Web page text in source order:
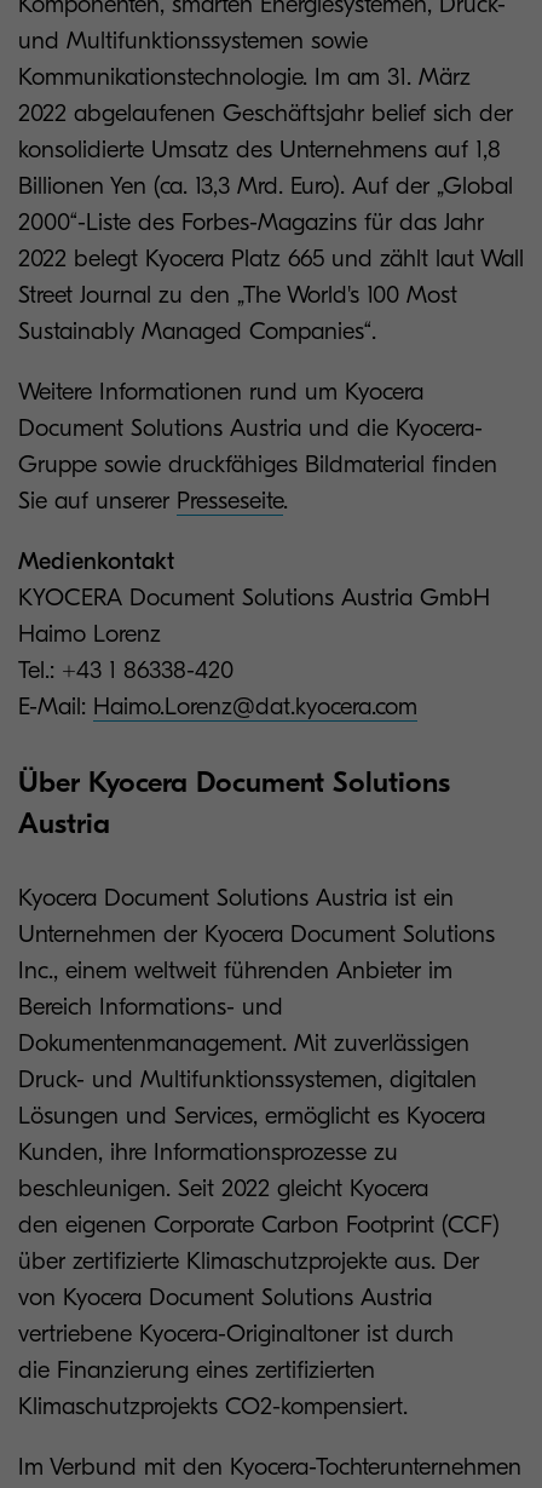
und Multifunktionssystemen sowie
Kommunikationstechnologie. Im am 31. März
2022 abgelaufenen Geschäftsjahr belief sich der
konsolidierte Umsatz des Unternehmens auf 1,8
Billionen Yen (ca. 13,3 Mrd. Euro). Auf der „Global
2000“-Liste des Forbes-Magazins für das Jahr
2022 belegt Kyocera Platz 665 und zählt laut Wall
Street Journal zu den „The World's 100 Most
Sustainably Managed Companies“.
Weitere Informationen rund um Kyocera
Document Solutions Austria und die Kyocera-
Gruppe sowie druckfähiges Bildmaterial finden
Sie auf unserer Presseseite.
Medienkontakt
KYOCERA Document Solutions Austria GmbH
Haimo Lorenz
Tel.: +43 1 86338-420
E-Mail: Haimo.Lorenz@dat.kyocera.com
Über Kyocera Document Solutions
Austria
Kyocera Document Solutions Austria ist ein
Unternehmen der Kyocera Document Solutions
Inc., einem weltweit führenden Anbieter im
Bereich Informations- und
Dokumentenmanagement. Mit zuverlässigen
Druck- und Multifunktionssystemen, digitalen
Lösungen und Services, ermöglicht es Kyocera
Kunden, ihre Informationsprozesse zu
beschleunigen. Seit 2022 gleicht Kyocera
den eigenen Corporate Carbon Footprint (CCF)
über zertifizierte Klimaschutzprojekte aus. Der
von Kyocera Document Solutions Austria
vertriebene Kyocera-Originaltoner ist durch
die Finanzierung eines zertifizierten
Klimaschutzprojekts CO2-kompensiert.
Im Verbund mit den Kyocera-Tochterunternehmen